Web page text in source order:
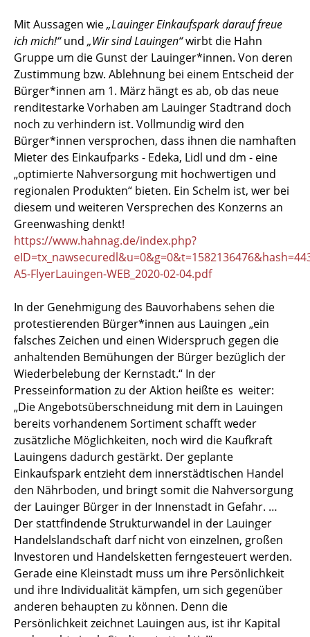
Mit Aussagen wie„Lauinger Einkaufspark darauf freue
ich mich!“und„Wir sind Lauingen“wirbt die Hahn
Gruppe um die Gunst der Lauinger*innen. Von deren
Zustimmung bzw. Ablehnung bei einem Entscheid der
Bürger*innen am 1. März hängt es ab, ob das neue
renditestarke Vorhaben am Lauinger Stadtrand doch
noch zu verhindern ist. Vollmundig wird den
Bürger*innen versprochen, dass ihnen die namhaften
Mieter des Einkaufparks - Edeka, Lidl und dm - eine
„optimierte Nahversorgung mit hochwertigen und
regionalen Produkten“ bieten. Ein Schelm ist, wer bei
diesem und weiteren Versprechen des Konzerns an
Greenwashing denkt!
https://www.hahnag.de/index.php?
A5-FlyerLauingen-WEB_2020-02-04.pdf
In der Genehmigung des Bauvorhabens sehen die
protestierenden Bürger*innen aus Lauingen „ein
falsches Zeichen und einen Widerspruch gegen die
anhaltenden Bemühungen der Bürger bezüglich der
Wiederbelebung der Kernstadt.“ In der
Presseinformation zu der Aktion heißte es weiter:
„Die Angebotsüberschneidung mit dem in Lauingen
bereits vorhandenem Sortiment schafft weder
zusätzliche Möglichkeiten, noch wird die Kaufkraft
Lauingens dadurch gestärkt. Der geplante
Einkaufspark entzieht dem innerstädtischen Handel
den Nährboden, und bringt somit die Nahversorgung
der Lauinger Bürger in der Innenstadt in Gefahr. …
Der stattfindende Strukturwandel in der Lauinger
Handelslandschaft darf nicht von einzelnen, großen
Investoren und Handelsketten ferngesteuert werden.
Gerade eine Kleinstadt muss um ihre Persönlichkeit
und ihre Individualität kämpfen, um sich gegenüber
anderen behaupten zu können. Denn die
Persönlichkeit zeichnet Lauingen aus, ist ihr Kapital